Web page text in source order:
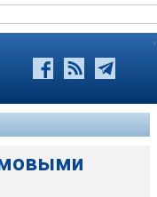
состоялось
имитировать
по